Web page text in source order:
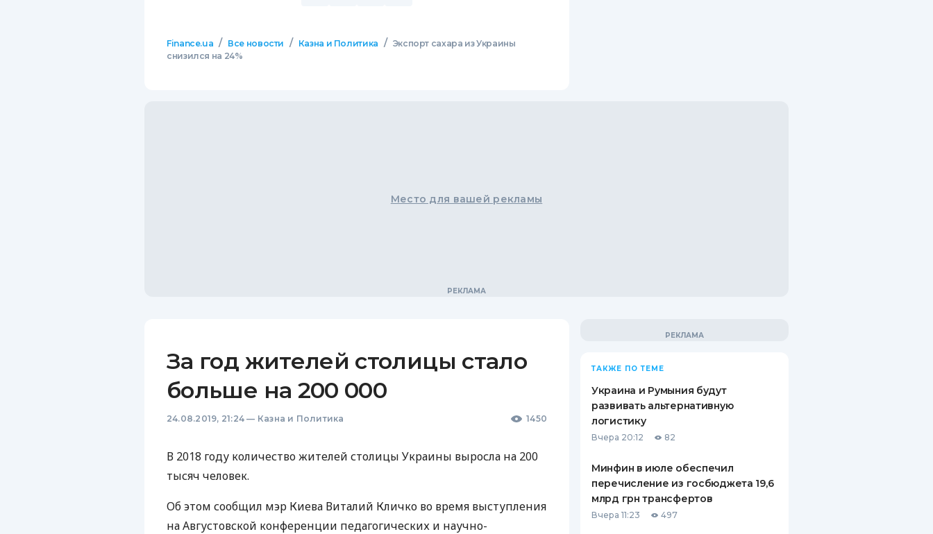
Finance.ua / Все новости / Казна и Политика / Экспорт сахара из Украины
снизился на 24%
Место для вашей рекламы
За год жителей столицы стало
больше на 200 000
24.08.2019, 21:24 — Казна и Политика 1450
В 2018 году количество жителей столицы Украины выросла на 200
тысяч человек.
Об этом сообщил мэр Киева Виталий Кличко во время выступления
на Августовской конференции педагогических и научно-
ТАКЖЕ ПО ТЕМЕ
Украина и Румыния будут
развивать альтернативную
логистику
Вчера 20:12 82
Минфин в июле обеспечил
перечисление из госбюджета 19,6
млрд грн трансфертов
Вчера 11:23 497